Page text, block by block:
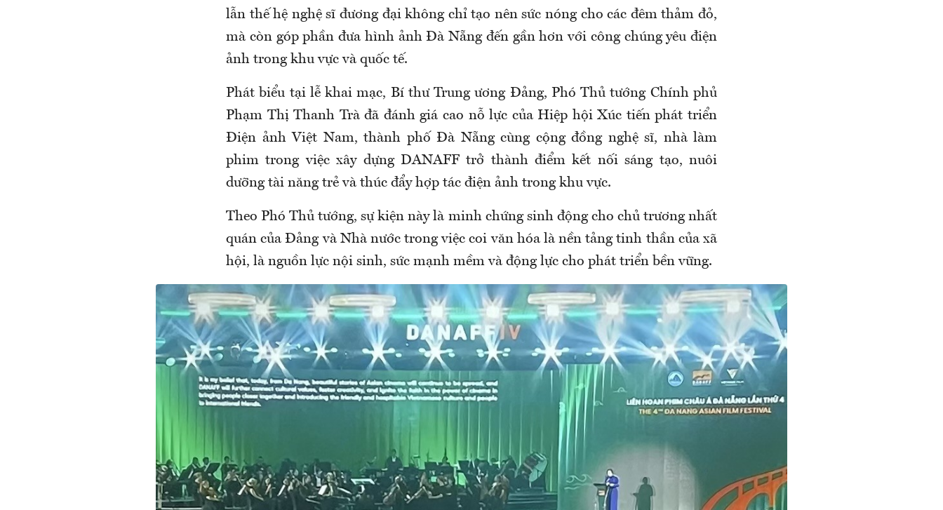
lẫn thế hệ nghệ sĩ đươngđại không chỉ tạo nên sức nóng cho các đêm thảm đỏ,
mà còn góp phần đưa hình ảnh Đà Nẵng đến gần hơn với công chúng yêu điện
ảnh trong khu vực và quốc tế.
Phát biểu tại lễ khai mạc, Bí thư Trung ương Đảng, Phó Thủ tướng Chính phủ
Phạm Thị Thanh Trà đã đánh giá cao nỗ lực của Hiệp hội Xúc tiến phát triển
Điện ảnh Việt Nam, thành phố Đà Nẵng cùng cộng đồng nghệ sĩ, nhà làm
phim trong việc xây dựng DANAFFtrở thành điểm kết nối sáng tạo, nuôi
dưỡng tài năng trẻ và thúc đẩy hợp tác điện ảnh trong khu vực.
Theo Phó Thủ tướng, sự kiện này là minh chứng sinh động cho chủ trương nhất
quán của Đảng và Nhà nước trong việc coi văn hóa là nền tảng tinh thần của xã
hội, là nguồn lực nội sinh, sức mạnh mềm và động lực cho phát triển bền vững.